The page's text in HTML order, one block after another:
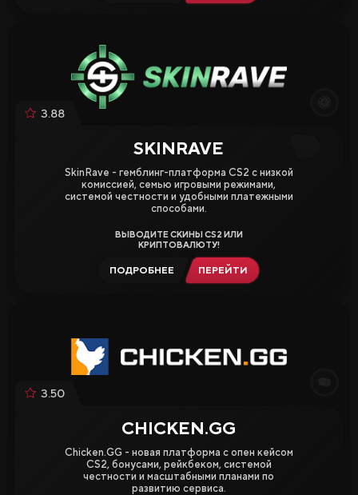
3.88
SKINRAVE
SkinRave - гемблинг-платформа CS2 с низкой
комиссией, семью игровыми режимами,
системой честности и удобными платежными
способами.
ВЫВОДИТЕ СКИНЫ CS2 ИЛИ
КРИПТОВАЛЮТУ!
ПОДРОБНЕЕ ПЕРЕЙТИ
3.50
CHICKEN.GG
Chicken.GG - новая платформа с опен кейсом
CS2, бонусами, рейкбеком, системой
честности и масштабными планами по
развитию сервиса.